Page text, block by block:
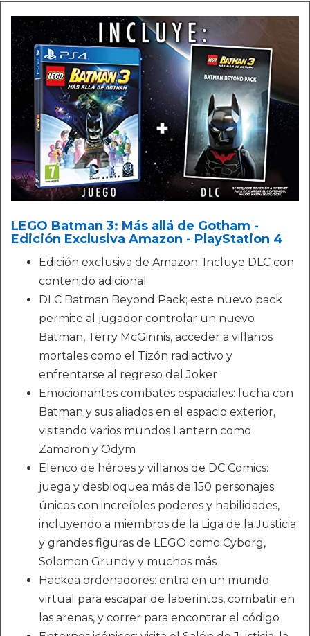
LEGO Batman 3: Más allá de Gotham -
Edición Exclusiva Amazon - PlayStation 4
Edición exclusiva de Amazon. Incluye DLC con
contenido adicional
DLC Batman Beyond Pack; este nuevo pack
permite al jugador controlar un nuevo
Batman, Terry McGinnis, acceder a villanos
mortales como el Tizón radiactivo y
enfrentarse al regreso del Joker
Emocionantes combates espaciales: lucha con
Batman y sus aliados en el espacio exterior,
visitando varios mundos Lantern como
Zamaron y Odym
Elenco de héroes y villanos de DC Comics:
juega y desbloquea más de 150 personajes
únicos con increíbles poderes y habilidades,
incluyendo a miembros de la Liga de la Justicia
y grandes figuras de LEGO como Cyborg,
Solomon Grundy y muchos más
Hackea ordenadores: entra en un mundo
virtual para escapar de laberintos, combatir en
las arenas, y correr para encontrar el código